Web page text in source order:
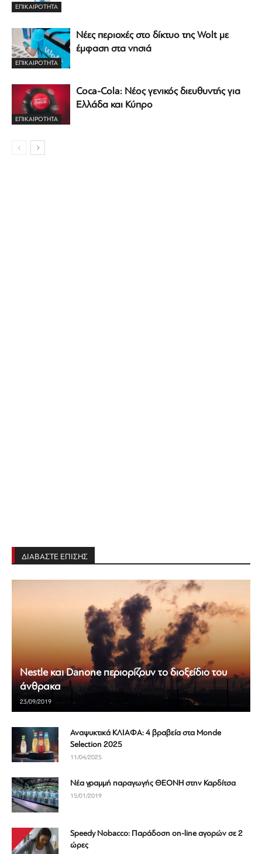
ΕΠΙΚΑΙΡΟΤΗΤΑ
ΕΠΙΚΑΙΡΟΤΗΤΑ
Νέες περιοχές στο δίκτυο της Wolt με
έμφαση στα νησιά
ΕΠΙΚΑΙΡΟΤΗΤΑ
Coca-Cola: Νέος γενικός διευθυντής για
Ελλάδα και Κύπρο
ΔΙΑΒΑΣΤΕ ΕΠΙΣΗΣ
Nestle και Danone περιορίζουν το διοξείδιο του
άνθρακα
23/09/2019
Αναψυκτικά ΚΛΙΑΦΑ: 4 βραβεία στα Monde
Selection 2025
11/04/2025
Νέα γραμμή παραγωγής ΘΕΟΝΗ στην Καρδίτσα
15/01/2019
Speedy Nobacco: Παράδοση on-line αγορών σε 2
ώρες